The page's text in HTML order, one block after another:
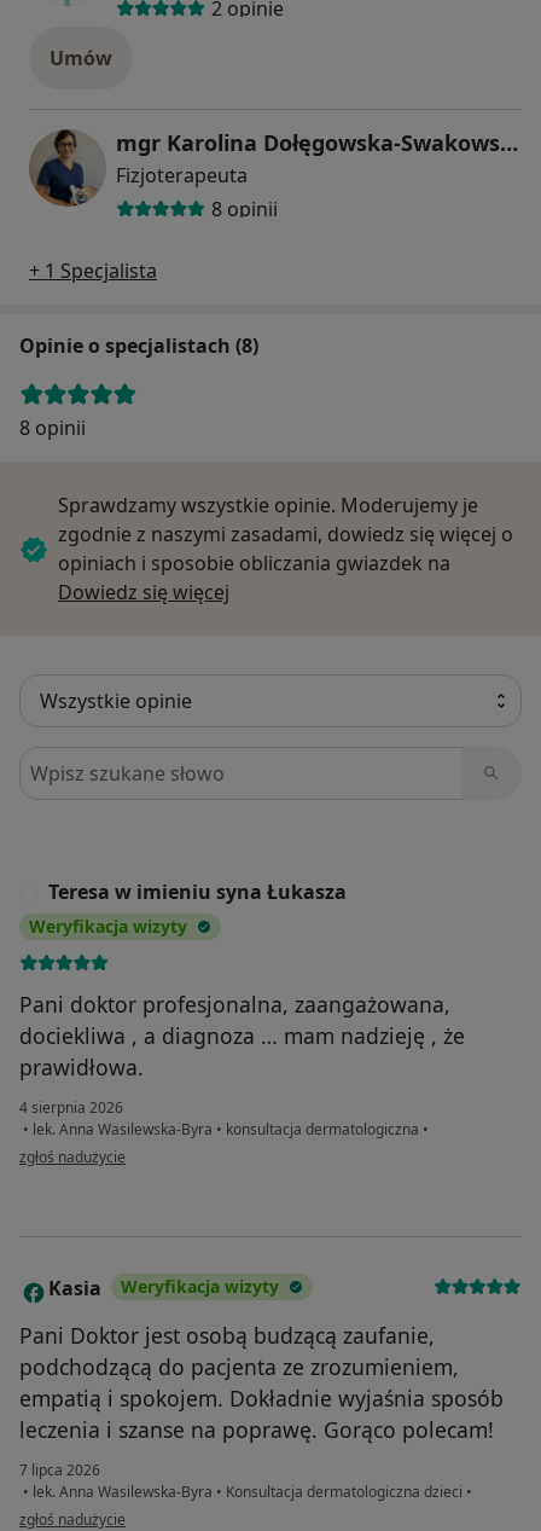
2 opinie
Umów
mgr Karolina Dołęgowska-Swakowska
Fizjoterapeuta
8 opinii
+ 1 Specjalista
Opinie o specjalistach (8)
8 opinii
Sprawdzamy wszystkie opinie. Moderujemy je
zgodnie z naszymi zasadami, dowiedz się więcej o
opiniach i sposobie obliczania gwiazdek na
Dowiedz się więcej
Szukaj w opiniach
Teresa w imieniu syna Łukasza
Weryfikacja wizyty
Pani doktor profesjonalna, zaangażowana,
dociekliwa , a diagnoza … mam nadzieję , że
prawidłowa.
4 sierpnia 2026
• lek. Anna Wasilewska-Byra • konsultacja dermatologiczna •
w opinii użytkownika Teresa w imieniu syna Łukasza
zgłoś nadużycie
K Kasia Weryfikacja wizyty
Pani Doktor jest osobą budzącą zaufanie,
podchodzącą do pacjenta ze zrozumieniem,
empatią i spokojem. Dokładnie wyjaśnia sposób
leczenia i szanse na poprawę. Gorąco polecam!
7 lipca 2026
• lek. Anna Wasilewska-Byra • Konsultacja dermatologiczna dzieci •
w opinii użytkownika Kasia
zgłoś nadużycie